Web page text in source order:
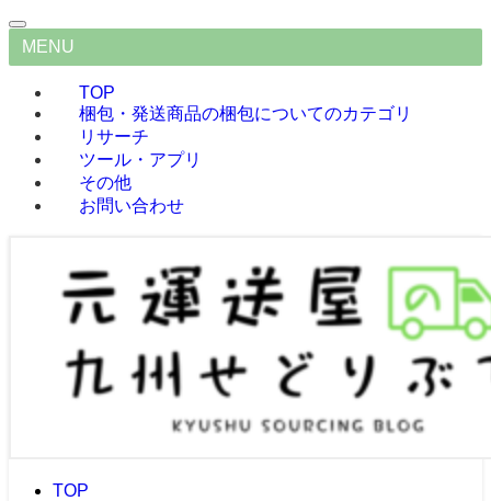
MENU
TOP
梱包・発送商品の梱包についてのカテゴリ
リサーチ
ツール・アプリ
その他
お問い合わせ
TOP